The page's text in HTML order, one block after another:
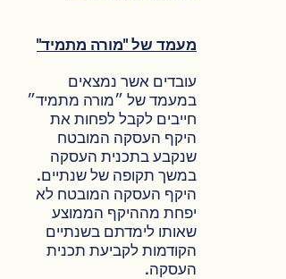
מעמד של "מורה מתמיד"
עובדים אשר נמצאים
במעמד של ״מורה מתמיד״
חייבים לקבל לפחות את
היקף העסקה המובטח
שנקבע בתכנית העסקה
במשך תקופה של שנתיים.
היקף העסקה המובטח לא
יפחת מההיקף הממוצע
שאותו לימדתם בשנתיים
הקודמות לקביעת תכנית
העסקה.